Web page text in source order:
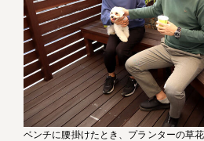
ベンチに腰掛けたとき、プランターの草